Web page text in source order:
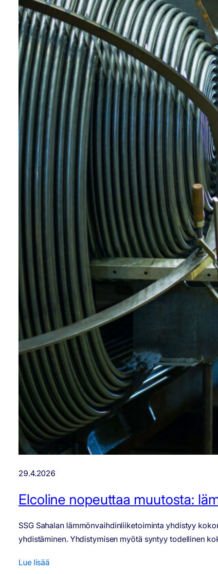
29.4.2026
Elcoline nopeuttaa muutosta:
SSG Sahalan lämmönvaihdinliiketoiminta yhdistyy
yhdistäminen. Yhdistymisen myötä syntyy todellinen
Lue lisää